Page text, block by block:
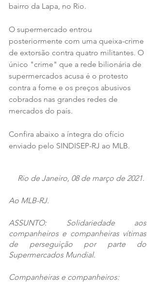
bairro da Lapa, no Rio.
O supermercado entrou
posteriormente com uma queixa-crime
de extorsão contra quatro militantes. O
único "crime" que a rede bilionária de
supermercados acusa é o protesto
contra a fome e os preços abusivos
cobrados nas grandes redes de
mercados do país.
Confira abaixo a íntegra do ofício
enviado pelo SINDISEP-RJ ao MLB.
Rio de Janeiro, 08 de março de 2021.
Ao MLB-RJ.
ASSUNTO: Solidariedade aos
companheiros e companheiras vítimas
de perseguição por parte do
Supermercados Mundial.
Companheiras e companheiros: